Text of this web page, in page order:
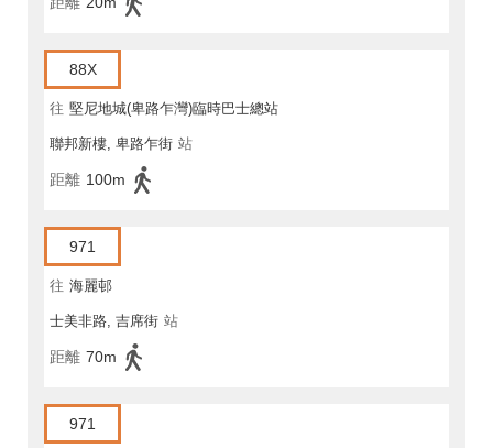
88X
往 堅尼地城(卑路乍灣)臨時巴士總站
聯邦新樓, 卑路乍街 站
距離 100m
971
往 海麗邨
士美非路, 吉席街 站
距離 70m
971